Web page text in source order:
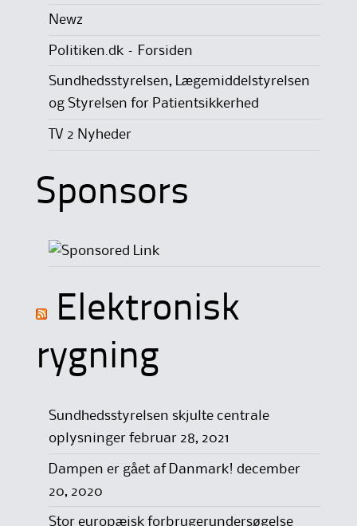
Newz
Politiken.dk – Forsiden
Sundhedsstyrelsen, Lægemiddelstyrelsen
og Styrelsen for Patientsikkerhed
TV 2 Nyheder
Sponsors
Elektronisk
rygning
Sundhedsstyrelsen skjulte centrale
oplysninger februar 28, 2021
Dampen er gået af Danmark! december
20, 2020
Stor europæisk forbrugerundersøgelse